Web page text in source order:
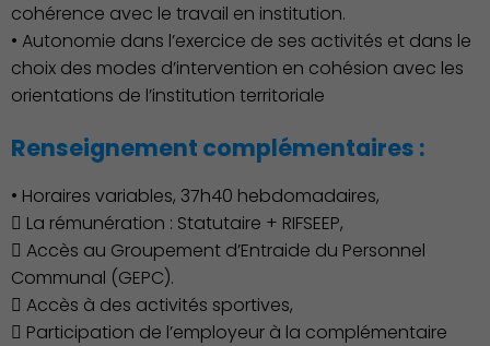
cohérence avec le travail en institution.
• Autonomie dans l’exercice de ses activités et dans le
choix des modes d’intervention en cohésion avec les
orientations de l’institution territoriale
Renseignement complémentaires :
• Horaires variables, 37h40 hebdomadaires,
 La rémunération : Statutaire + RIFSEEP,
 Accès au Groupement d’Entraide du Personnel
Communal (GEPC).
 Accès à des activités sportives,
 Participation de l’employeur à la complémentaire